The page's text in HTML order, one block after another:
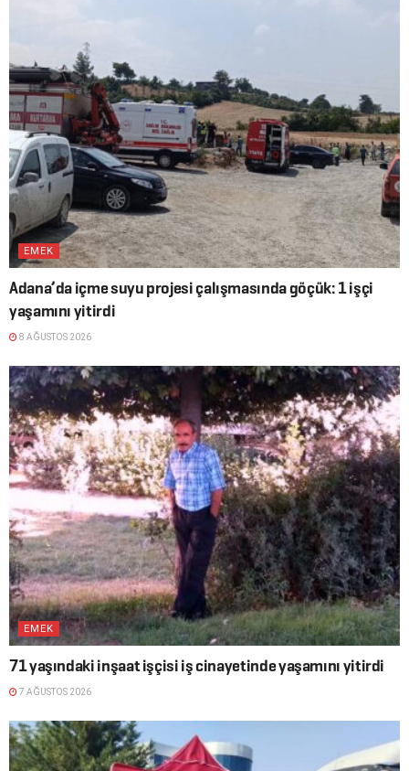
EMEK
Adana’da içme suyu projesi çalışmasında göçük: 1 işçi
yaşamını yitirdi
8 AĞUSTOS 2026
EMEK
71 yaşındaki inşaat işçisi iş cinayetinde yaşamını yitirdi
7 AĞUSTOS 2026